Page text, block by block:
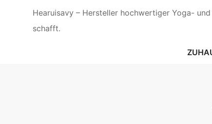
Hearuisavy – Hersteller hochwertiger Yoga-
schafft.